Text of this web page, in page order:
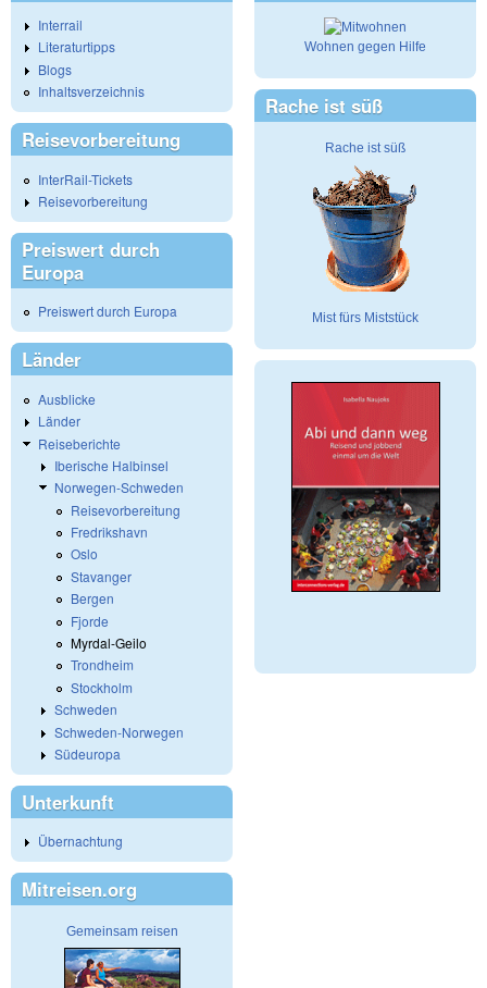
Interrail
Literaturtipps
Blogs
Inhaltsverzeichnis
Reisevorbereitung
InterRail-Tickets
Reisevorbereitung
Preiswert durch
Europa
Preiswert durch Europa
Länder
Ausblicke
Länder
Reiseberichte
Iberische Halbinsel
Norwegen-Schweden
Reisevorbereitung
Fredrikshavn
Oslo
Stavanger
Bergen
Fjorde
Myrdal-Geilo
Trondheim
Stockholm
Schweden
Schweden-Norwegen
Südeuropa
Unterkunft
Übernachtung
Mitreisen.org
Gemeinsam reisen
Wohnen gegen Hilfe
Rache ist süß
Rache ist süß
Mist fürs Miststück